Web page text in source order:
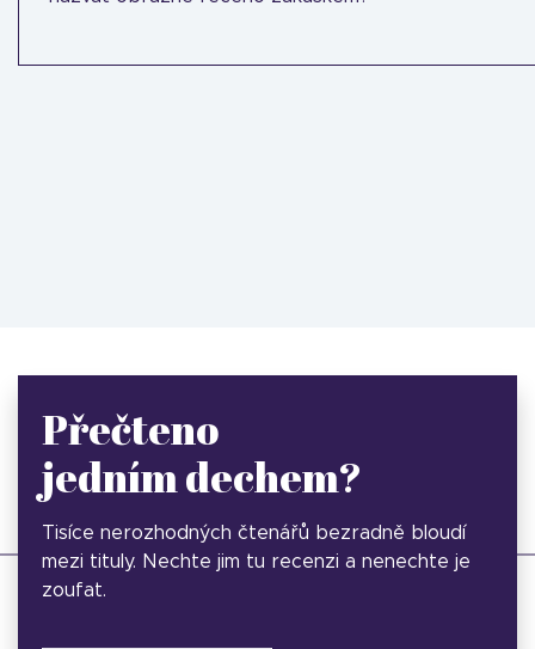
Přečteno
jedním dechem?
Tisíce nerozhodných čtenářů bezradně bloudí
mezi tituly. Nechte jim tu recenzi a nenechte je
zoufat.